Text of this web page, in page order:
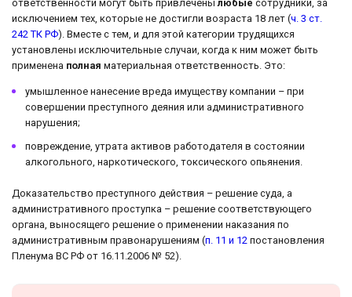
ответственности могут быть привлеченылюбые сотрудники, за
исключением тех, которые не достигли возраста 18 лет (ч. 3 ст.
242 ТК РФ). Вместе с тем, и для этой категории трудящихся
установлены исключительные случаи, когда к ним может быть
применена полная материальная ответственность. Это:
умышленное нанесение вреда имуществу компании – при
совершении преступного деяния или административного
нарушения;
повреждение, утрата активов работодателя в состоянии
алкогольного, наркотического, токсического опьянения.
Доказательство преступного действия – решение суда, а
административного проступка – решение соответствующего
органа, выносящего решение о применении наказания по
административным правонарушениям (п. 11 и 12 постановления
Пленума ВС РФ от 16.11.2006 № 52).